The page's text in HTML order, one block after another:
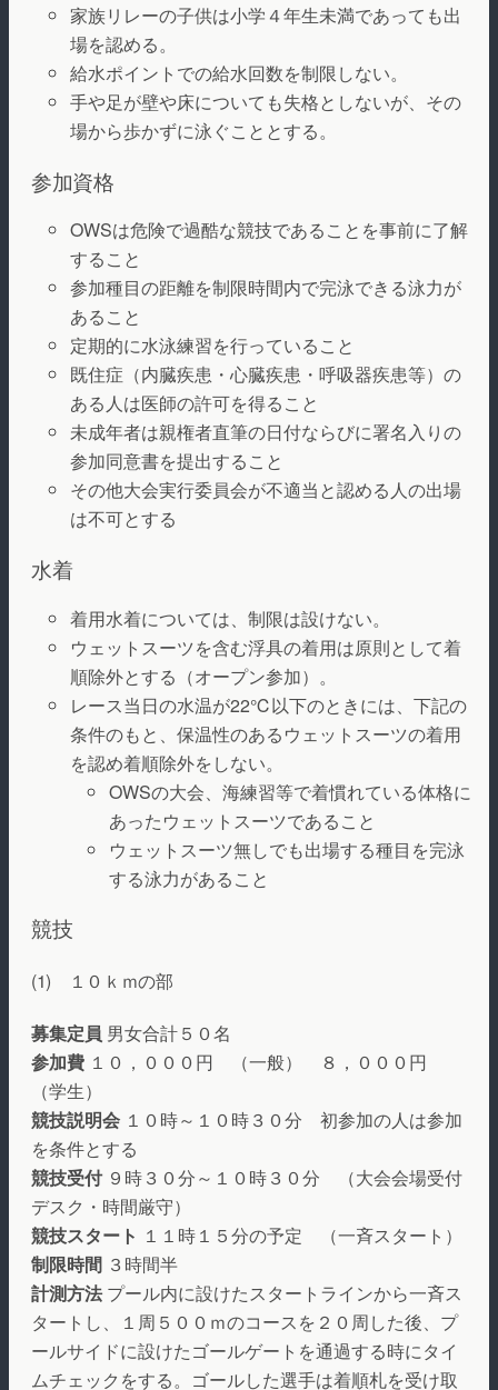
家族リレーの子供は小学４年生未満であっても出
場を認める。
給水ポイントでの給水回数を制限しない。
手や足が壁や床についても失格としないが、その
場から歩かずに泳ぐこととする。
参加資格
OWSは危険で過酷な競技であることを事前に了解
すること
参加種目の距離を制限時間内で完泳できる泳力が
あること
定期的に水泳練習を行っていること
既住症（内臓疾患・心臓疾患・呼吸器疾患等）の
ある人は医師の許可を得ること
未成年者は親権者直筆の日付ならびに署名入りの
参加同意書を提出すること
その他大会実行委員会が不適当と認める人の出場
は不可とする
水着
着用水着については、制限は設けない。
ウェットスーツを含む浮具の着用は原則として着
順除外とする（オープン参加）。
レース当日の水温が22℃以下のときには、下記の
条件のもと、保温性のあるウェットスーツの着用
を認め着順除外をしない。
OWSの大会、海練習等で着慣れている体格に
あったウェットスーツであること
ウェットスーツ無しでも出場する種目を完泳
する泳力があること
競技
(1) １０ｋｍの部
募集定員 男女合計５０名
参加費 １０，０００円 （一般） ８，０００円
（学生）
競技説明会 １０時～１０時３０分 初参加の人は参加
を条件とする
競技受付９時３０分～１０時３０分 （大会会場受付
デスク・時間厳守）
競技スタート １１時１５分の予定 （一斉スタート）
制限時間 ３時間半
計測方法 プール内に設けたスタートラインから一斉ス
タートし、１周５００ｍのコースを２０周した後、プ
ールサイドに設けたゴールゲートを通過する時にタイ
ムチェックをする。ゴールした選手は着順札を受け取